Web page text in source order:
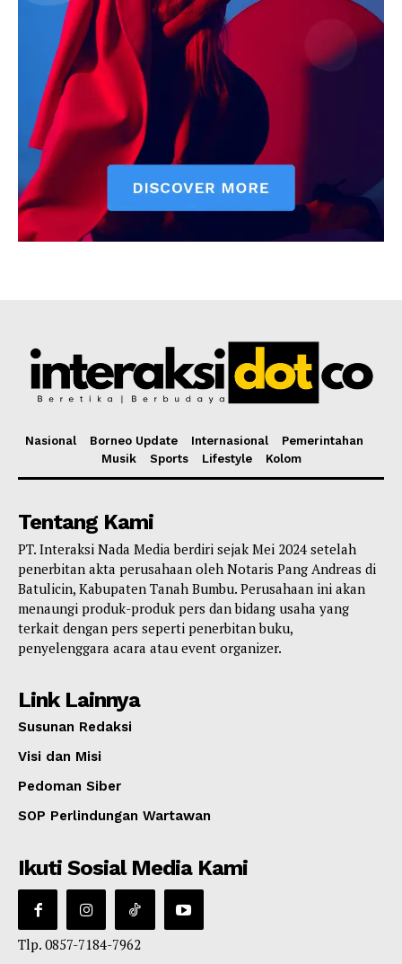
Nasional Borneo Update Internasional
Pemerintahan
Musik
Sports Lifestyle Kolom
Tentang Kami
PT. Interaksi Nada Media berdiri sejak Mei 2024 setelah
penerbitan akta perusahaan oleh Notaris Pang Andreas di
Batulicin, Kabupaten Tanah Bumbu. Perusahaan ini akan
menaungi produk-produk pers dan bidang usaha yang
terkait dengan pers seperti penerbitan buku,
penyelenggara acara atau event organizer.
Link Lainnya
Susunan Redaksi
Visi dan Misi
Pedoman Siber
SOP Perlindungan Wartawan
Ikuti Sosial Media Kami
Tlp. 0857-7184-7962